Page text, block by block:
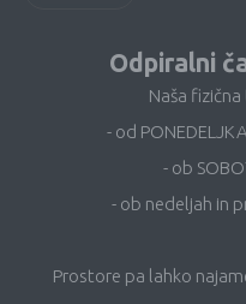
Odpiralni
Naša
- od
- ob
- ob nedeljah in
Prostore pa lahko